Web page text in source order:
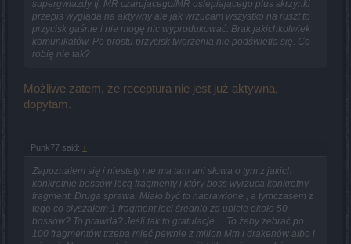
supergwiazdy tj. MR czarującego/MR oślepiającego plus skrzynki
przepis wygląda na aktywny ale jak wrzucam wszystko na ruszt to
przycisk gaśnie i nie mogę nic wyprodukować. Brak jakichkolwiek
komunikatów. Po prostu przycisk tworzenia nie podświetla się. Co
robię nie tak?
Możliwe zatem, że receptura nie jest już aktywna,
dopytam.
Punk77 said: ↑
Zapoznałem się i niestety nie ma tam ani słowa o tym z jakich
konkretnie bossów lecą fragmenty i który boss wyrzuca konkretny
fragment. Druga sprawa. Miało być to naprawione , a tymczasem z
tego co słyszałem 1 fragment leci średnio za ubicie około 50
bossów? To prawda? Jeśli tak to gratulacje.... To żeby zebrać po
100 fragmentów trzeba mieć pewnie z milion Mm i drakenów albo i